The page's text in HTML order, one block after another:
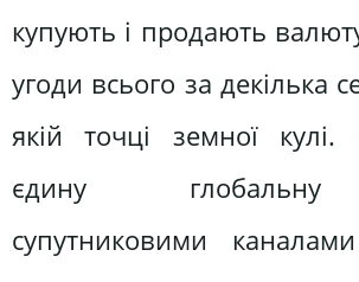
купують і продають
угоди всього за декілька
якій точці земної
єдину
супутниковими